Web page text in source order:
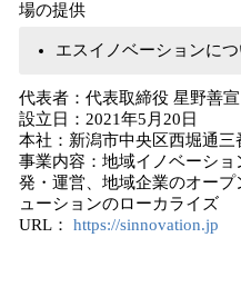
場の提供
エスイノベーションにつ
代表者：代表取締役 星野善宣
設立日：2021年5月20日
本社：新潟市中央区⻄堀通
事業内容：地域イノベーシ
発・運営、地域企業のオー
ューションのローカライズ
URL： https://sinnovation.jp